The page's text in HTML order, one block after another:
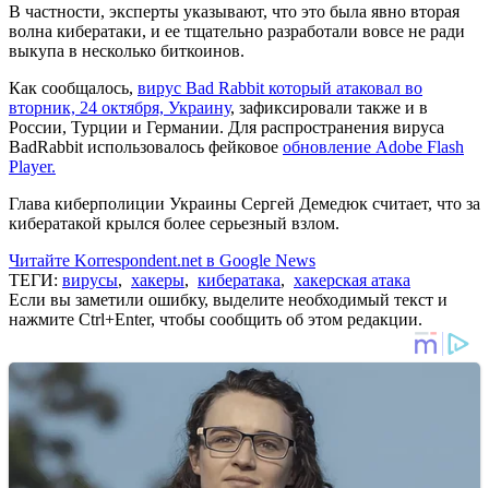
В частности, эксперты указывают, что это была явно вторая
волна кибератаки, и ее тщательно разработали вовсе не ради
выкупа в несколько биткоинов.
Как сообщалось, вирус Bad Rabbit который атаковал во
вторник, 24 октября, Украину, зафиксировали также и в
России, Турции и Германии. Для распространения вируса
BadRabbit использовалось фейковое обновление Adobe Flash
Player.
Глава киберполиции Украины Сергей Демедюк считает, что за
кибератакой крылся более серьезный взлом.
Читайте Korrespondent.net в Google News
ТЕГИ: вирусы, хакеры, кибератака, хакерская атака
Если вы заметили ошибку, выделите необходимый текст и
нажмите Ctrl+Enter, чтобы сообщить об этом редакции.